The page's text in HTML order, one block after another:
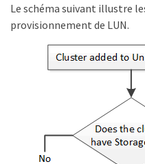
Le schéma suivant illustre
provisionnement de LUN.